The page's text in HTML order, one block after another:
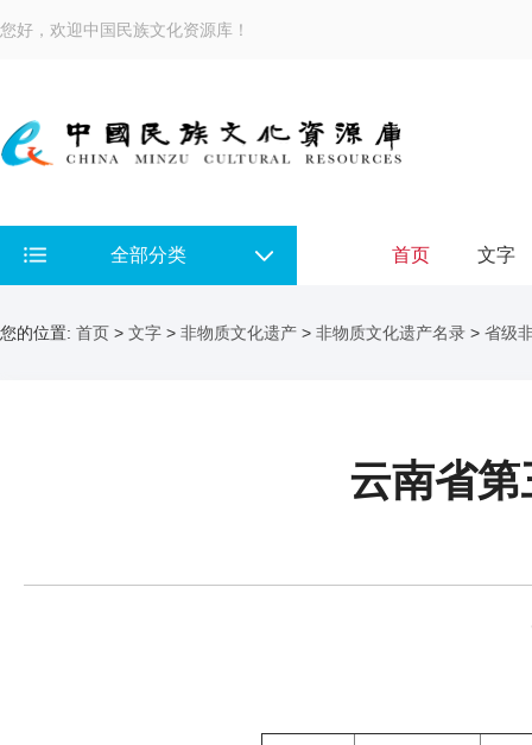
您好，欢迎中国民族文化资源库！
全部分类 首页 文字
您的位置: 首页 > 文字 > 非物质文化遗产 > 非物质文化遗产名录 > 省级
云南省